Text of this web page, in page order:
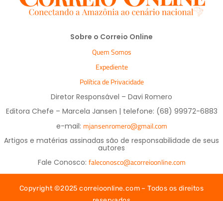
Sobre o Correio Online
Quem Somos
Expediente
Política de Privacidade
Diretor Responsável – Davi Romero
Editora Chefe – Marcela Jansen | telefone: (68) 99972-6883
e-mail: mjansenromero@gmail.com
Artigos e matérias assinadas são de responsabilidade de seus
autores
Fale Conosco: faleconosco@acorreioonline.com
Copyright ©2025 correioonline.com – Todos os direitos